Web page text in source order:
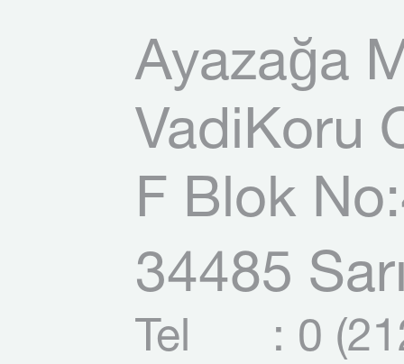
Ayazağa
VadiKoru
F Blok
34485
Tel
: 0